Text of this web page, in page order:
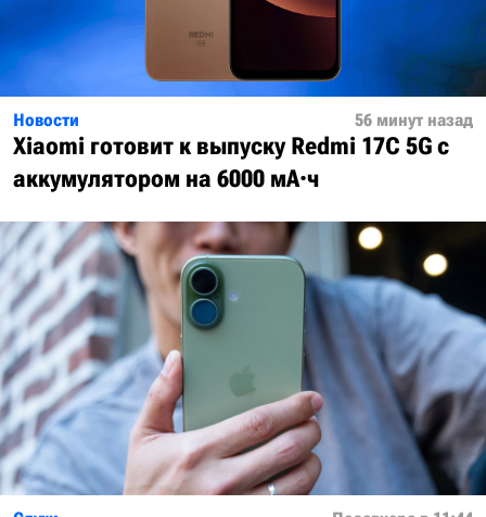
Новости 56 минут назад
Xiaomi готовит к выпуску Redmi 17C 5G с
аккумулятором на 6000 мА·ч